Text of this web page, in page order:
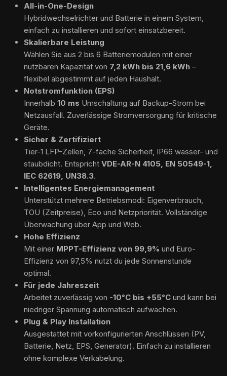
All-in-One-Design
Hybridwechselrichter und Batterie in einem System,
einfach zu installieren und sofort einsatzbereit.
Skalierbare Leistung
Wählen Sie aus 2 bis 6 Batteriemodulen mit einer
nutzbaren Kapazität von 7,2 kWh bis 21,6 kWh –
flexibel abgestimmt auf jeden Haushalt.
Notstromfunktion (EPS)
Innerhalb 10 ms Umschaltung auf Backup-Strom bei
Netzausfall. Zuverlässige Stromversorgung für kritische
Geräte.
Sicher & Zertifiziert
Tier-1 LFP-Zellen, 7-fache Sicherheit, IP66 wasser- und
staubdicht. Entspricht VDE-AR-N 4105, EN 50549-1,
IEC 62619, UN38.3.
Intelligentes Energiemanagement
Unterstützt mehrere Betriebsmodi: Eigenverbrauch,
TOU (Zeitpreise), Eco und Netzpriorität. Vollständige
Überwachung über App und Web.
Hohe Effizienz
Mit einer MPPT-Effizienz von 99,9% und Euro-
Effizienz von 97,5% nutzt du jede Sonnenstunde
optimal.
Für jede Jahreszeit
Arbeitet zuverlässig von -10°C bis +55°C und kann bei
niedriger Spannung automatisch aufwachen.
Plug & Play Installation
Ausgestattet mit vorkonfigurierten Anschlüssen (PV,
Batterie, Netz, EPS, Generator). Einfach zu installieren
ohne komplexe Verkabelung.